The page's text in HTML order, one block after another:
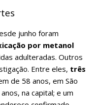
junho foram
por metanol
adulteradas. Outros
Entre eles, três
de 58 anos, em São
na capital; e um